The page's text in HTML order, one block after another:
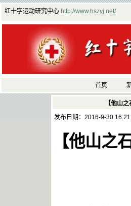
红十字运动研究中心 http://www.hszyj.net/
首页
【他山之
发布日期：2016-9-30
【他山之石